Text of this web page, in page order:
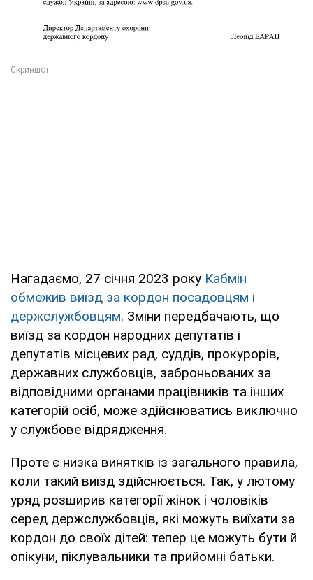
Нагадаємо, 27 січня 2023 року Кабмін
обмежив виїзд за кордон посадовцям і
держслужбовцям. Зміни передбачають, що
виїзд за кордон народних депутатів і
депутатів місцевих рад, суддів, прокурорів,
державних службовців, заброньованих за
відповідними органами працівників та інших
категорій осіб, може здійснюватись виключно
у службове відрядження.
Проте є низка винятків із загального правила,
коли такий виїзд здійснюється. Так, у лютому
уряд розширив категорії жінок і чоловіків
серед держслужбовців, які можуть виїхати за
кордон до своїх дітей: тепер це можуть бути й
опікуни, піклувальники та прийомні батьки.